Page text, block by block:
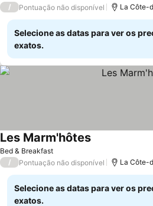
/ Pontuação não disponível La Côte-
Selecione as datas para ver os
exatos.
Bed & Breakfast
Les Marm'hôtes
/ Pontuação não disponível La Côte-
Selecione as datas para ver os
exatos.